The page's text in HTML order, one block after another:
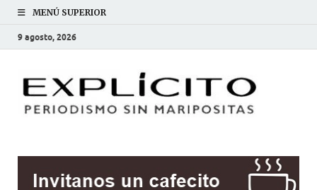
MENÚ SUPERIOR
9 agosto, 2026